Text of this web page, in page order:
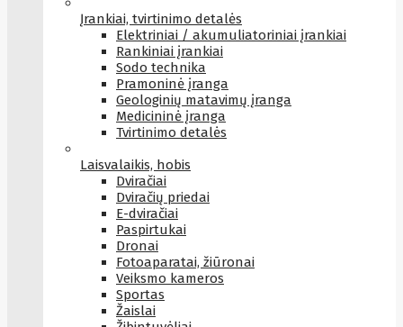
Įrankiai, tvirtinimo detalės
Elektriniai / akumuliatoriniai įrankiai
Rankiniai įrankiai
Sodo technika
Pramoninė įranga
Geologinių matavimų įranga
Medicininė įranga
Tvirtinimo detalės
Laisvalaikis, hobis
Dviračiai
Dviračių priedai
E-dviračiai
Paspirtukai
Dronai
Fotoaparatai, žiūronai
Veiksmo kameros
Sportas
Žaislai